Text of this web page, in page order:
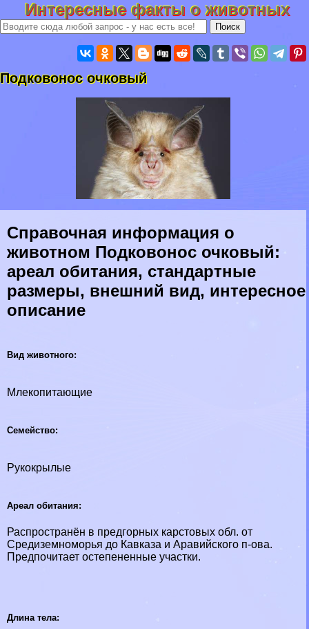
Интересные факты о животных
Подковонос очковый
Справочная информация о
животном Подковонос очковый:
ареал обитания, стандартные
размеры, внешний вид, интересное
описание
Вид животного:
Млекопитающие
Семейство:
Рукокрылые
Ареал обитания:
Распространён в предгорных карстовых обл. от
Средиземноморья до Кавказа и Аравийского п-ова.
Предпочитает остепененные участки.
Длина тела: